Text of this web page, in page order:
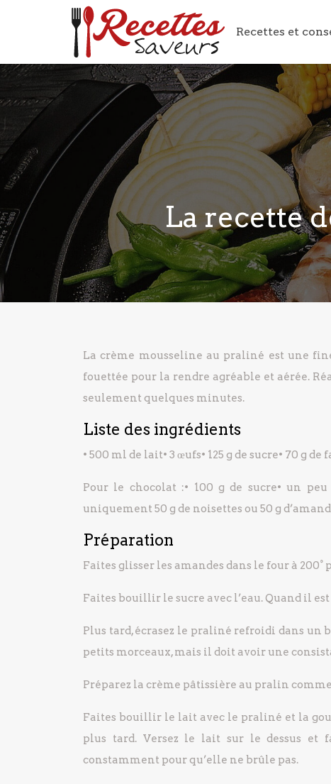
Recettes et
La recette
La crème mousseline au praliné est une
fouettée pour la rendre agréable et aérée.
seulement quelques minutes.
Liste des ingrédients
• 500 ml de lait• 3 œufs• 125 g de sucre• 70 g de
Pour le chocolat :• 100 g de sucre• un peu
uniquement 50 g de noisettes ou 50 g
Préparation
Faites glisser les amandes dans le four à 200°
Faites bouillir le sucre avec l’eau. Quand il
Plus tard, écrasez le praliné refroidi dans un
petits morceaux, mais il doit avoir une
Préparez la crème pâtissière au pralin
Faites bouillir le lait avec le praliné et la
plus tard. Versez le lait sur le dessus et
constamment pour qu’elle ne brûle pas.